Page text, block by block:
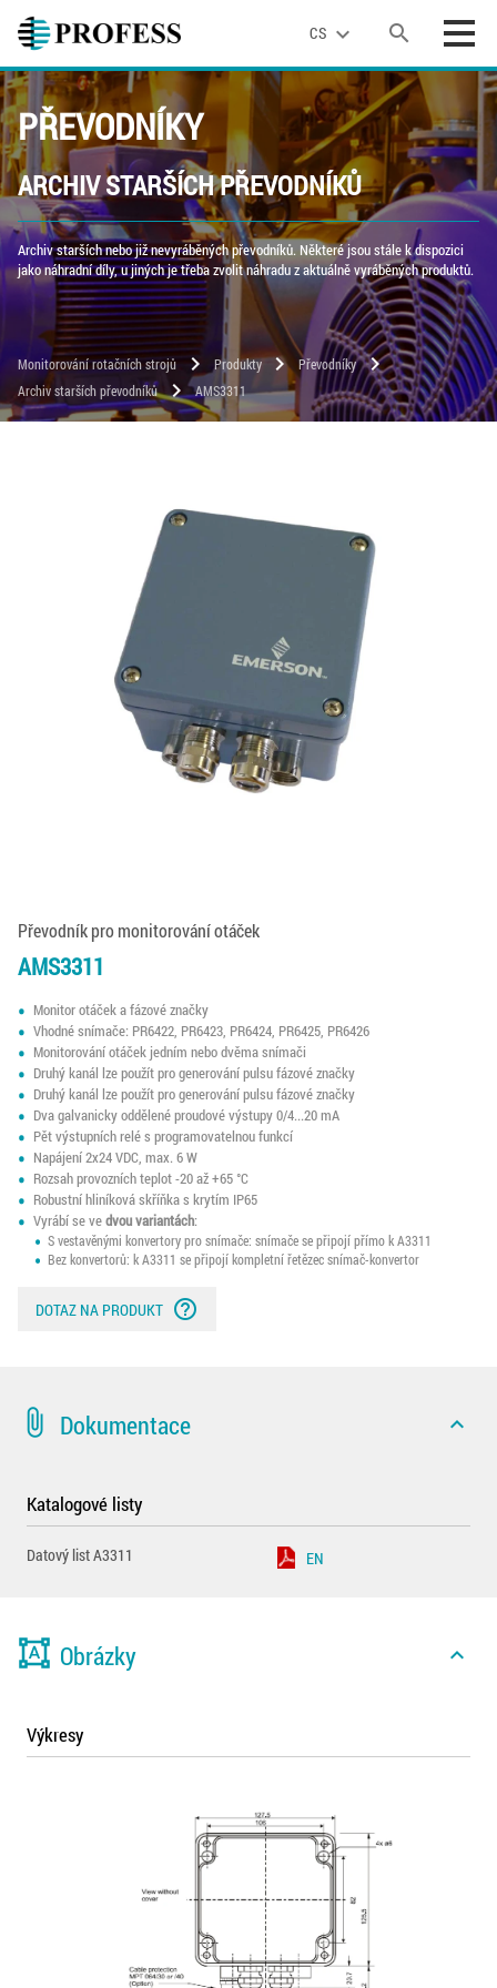
CS expand_more search
PŘEVODNÍKY
ARCHIV STARŠÍCH PŘEVODNÍKŮ
Archiv starších nebo již nevyráběných převodníků. Některé jsou stále k dispozici
jako náhradní díly, u jiných je třeba zvolit náhradu z aktuálně vyráběných produktů.
Monitorování rotačních strojů chevron_right Produkty chevron_right Převodníky chevron_right
Archiv starších převodníků chevron_right AMS3311
Převodník pro monitorování otáček
AMS3311
Monitor otáček a fázové značky
Vhodné snímače: PR6422, PR6423, PR6424, PR6425, PR6426
Monitorování otáček jedním nebo dvěma snímači
Druhý kanál lze použít pro generování pulsu fázové značky
Druhý kanál lze použít pro generování pulsu fázové značky
Dva galvanicky oddělené proudové výstupy 0/4...20 mA
Pět výstupních relé s programovatelnou funkcí
Napájení 2x24 VDC, max. 6 W
Rozsah provozních teplot -20 až +65 °C
Robustní hliníková skříňka s krytím IP65
Vyrábí se vedvou variantách:
S vestavěnými konvertory pro snímače: snímače se připojí přímo k A3311
Bez konvertorů: k A3311 se připojí kompletní řetězec snímač-konvertor
DOTAZ NA PRODUKT help_outline
attach_file Dokumentace expand_less
Katalogové listy
Datový list A3311 EN
format_shapes Obrázky expand_less
Výkresy